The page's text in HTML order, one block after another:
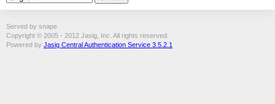
Served by snape
Copyright © 2005 - 2012 Jasig, Inc. All rights reserved.
Powered by Jasig Central Authentication Service 3.5.2.1